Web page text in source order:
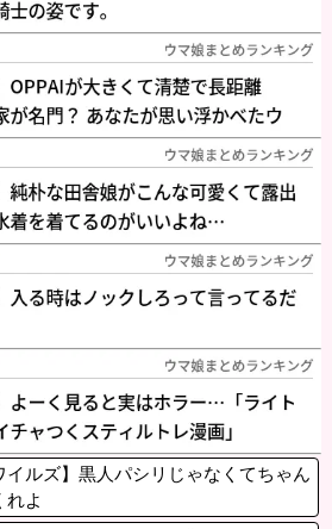
イルズ】黒人パシリじゃなくてちゃん
れよ